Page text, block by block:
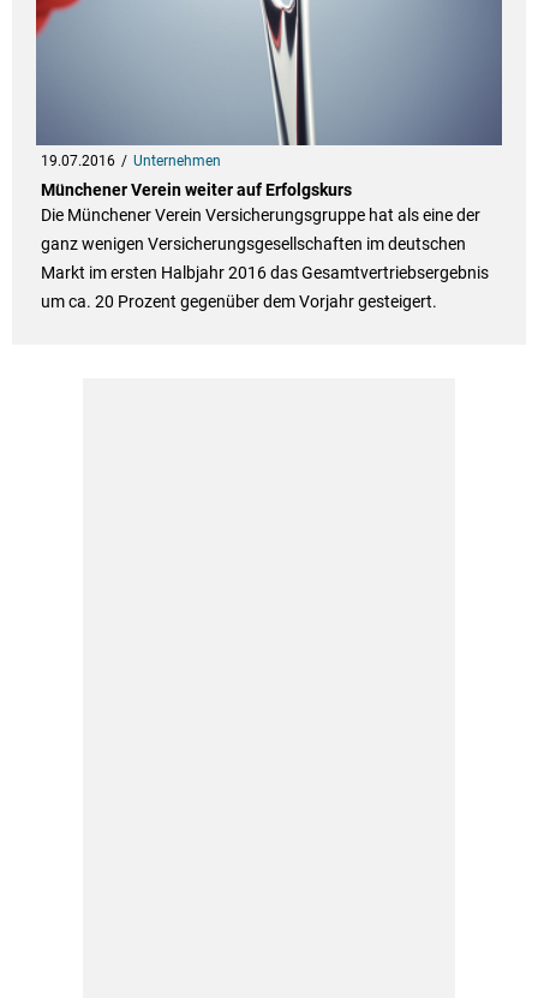
19.07.2016 Unternehmen
Münchener Verein weiter auf Erfolgskurs
Die Münchener Verein Versicherungsgruppe hat als eine der
ganz wenigen Versicherungsgesellschaften im deutschen
Markt im ersten Halbjahr 2016 das Gesamtvertriebsergebnis
um ca. 20 Prozent gegenüber dem Vorjahr gesteigert.